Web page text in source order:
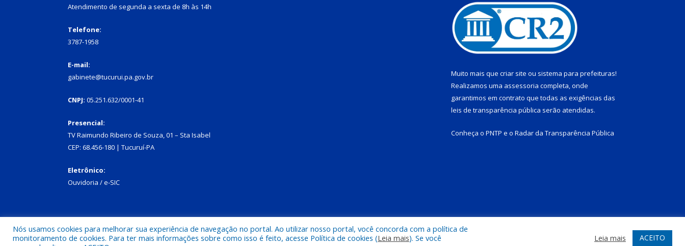
Atendimento de segunda a sexta de 8h às 14h
Telefone:
3787-1958
E-mail:
gabinete@tucurui.pa.gov.br
CNPJ: 05.251.632/0001-41
Presencial:
TV Raimundo Ribeiro de Souza, 01 – Sta Isabel
CEP: 68.456-180 | Tucuruí-PA
Eletrônico:
Ouvidoria /e-SIC
Muito mais que criar site ou sistema para prefeituras!
Realizamos uma assessoria completa, onde
garantimos em contrato que todas as exigências das
leis de transparência pública serão atendidas.
Conheça o PNTP e o Radar da Transparência Pública
Todos os direitos reservados a Prefeitura Municipal de Tucuruí-PA. Mapa do Site Acessar Webmail
Nós usamos cookies para melhorar sua experiência de navegação no portal. Ao utilizar nosso portal, você concorda com a política de
monitoramento de cookies. Para ter mais informações sobre como isso é feito, acesse Política de cookies (Leia mais). Se você
Leia mais ACEITO